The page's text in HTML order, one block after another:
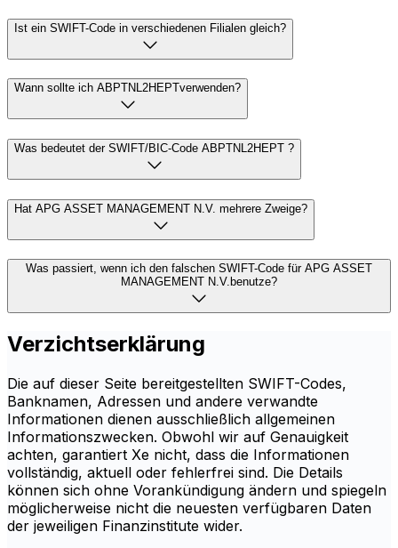
Ist ein SWIFT-Code in verschiedenen Filialen gleich?
Wann sollte ich ABPTNL2HEPTverwenden?
Was bedeutet der SWIFT/BIC-Code ABPTNL2HEPT ?
Hat APG ASSET MANAGEMENT N.V. mehrere Zweige?
Was passiert, wenn ich den falschen SWIFT-Code für APG ASSET
MANAGEMENT N.V.benutze?
Verzichtserklärung
Die auf dieser Seite bereitgestellten SWIFT-Codes,
Banknamen, Adressen und andere verwandte
Informationen dienen ausschließlich allgemeinen
Informationszwecken. Obwohl wir auf Genauigkeit
achten, garantiert Xe nicht, dass die Informationen
vollständig, aktuell oder fehlerfrei sind. Die Details
können sich ohne Vorankündigung ändern und spiegeln
möglicherweise nicht die neuesten verfügbaren Daten
der jeweiligen Finanzinstitute wider.